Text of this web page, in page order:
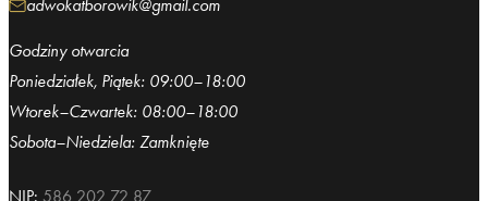
NIP: 586 202 72 87
Godziny otwarcia
Poniedziałek, Piątek: 09:00–18:00
Wtorek–Czwartek: 08:00–18:00
Sobota–Niedziela: Zamknięte